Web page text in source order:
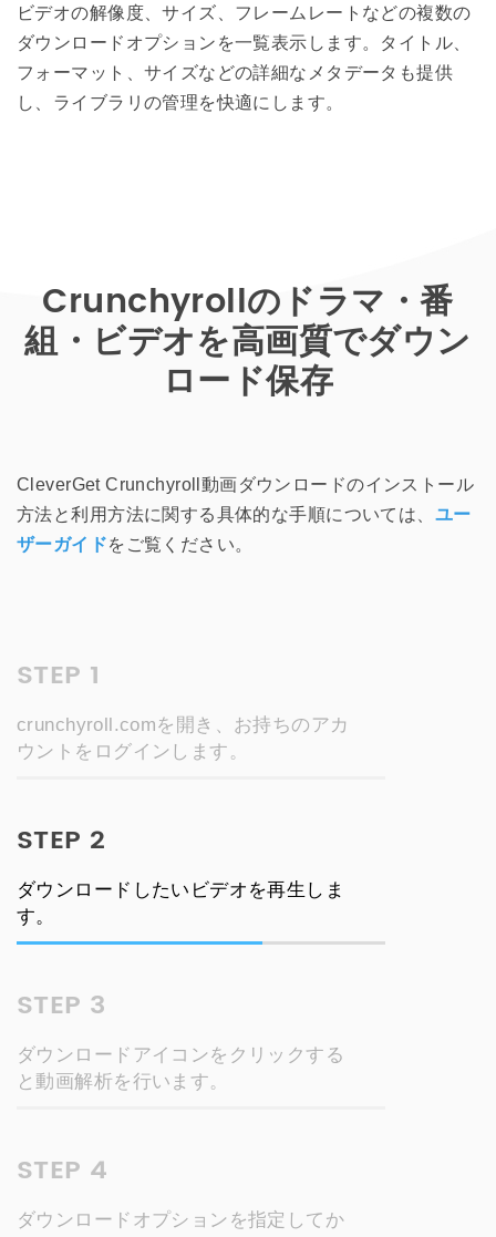
ビデオの解像度、サイズ、フレームレートなどの複数の
ダウンロードオプションを一覧表示します。タイトル、
フォーマット、サイズなどの詳細なメタデータも提供
し、ライブラリの管理を快適にします。
Crunchyrollのドラマ・番
組・ビデオを高画質でダウン
ロード保存
CleverGet Crunchyroll動画ダウンロードのインストール
方法と利用方法に関する具体的な手順については、 ユー
ザーガイドをご覧ください。
STEP 1
crunchyroll.comを開き、お持ちのアカ
ウントをログインします。
STEP 2
ダウンロードしたいビデオを再生しま
す。
STEP 3
ダウンロードアイコンをクリックする
と動画解析を行います。
STEP 4
ダウンロードオプションを指定してか